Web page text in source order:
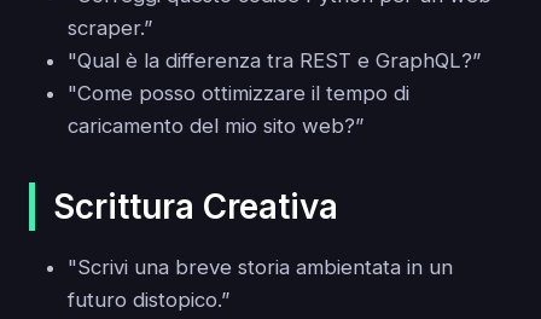
scraper.”
"Qual è la differenza tra REST e GraphQL?”
"Come posso ottimizzare il tempo di
caricamento del mio sito web?”
Scrittura Creativa
"Scrivi una breve storia ambientata in un
futuro distopico.”